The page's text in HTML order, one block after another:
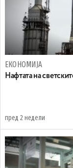
ЕКОНОМИЈА
Нафтата на
пред 2 недели